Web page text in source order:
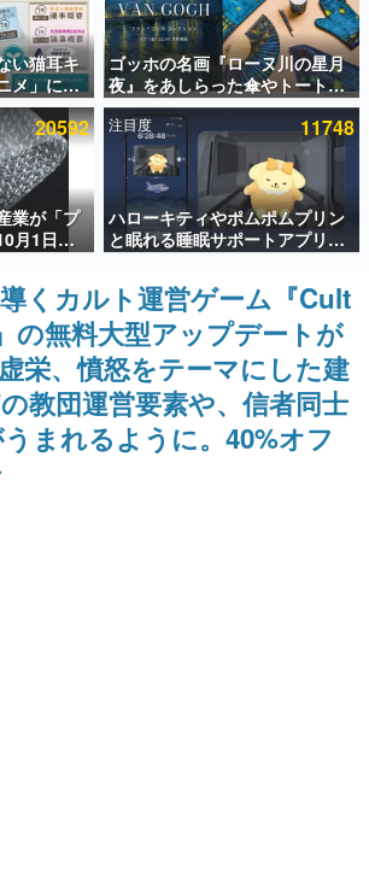
ムの企画書
ムクリエイターの方々に製作時のエピソードをお
ヒットする企画（ゲーム）とは何か？を探ってい
。
を解いてはいけない。『赫本』は、〈試験問題〉
た短編ホラー小説集です。
代に訊く
のデジタルゲーム市場を担う若きクリエイター達
い、彼らのルーツと情熱を探っていきます。
ム世代の作家たち
に多大な影響を受けた作家さんに取材し、ゲームが
ンテンツ産業やカルチャーに与えた影響を探る企
。
モバイルゲーム産業史
バイルゲーム史における主要なトピック・タイト
するほか、開発者へのインタビューや識者による
載。約20年の歴史が一望できる決定版！
い猫耳キ
メ」に視
見。違法
描写も含
わす
ゴッホの名画『ローヌ川の星月
夜』をあしらった傘やトートバ
ッグなどが登場。8月7日21時よ
り2日間限定で予約販売
20592
業が「プ
月1日よ
年で初め
鳴るお
の名前に
注目度 11748
ハローキティやポムポムプリン
と眠れる睡眠サポートアプリ
『ゆめたび』が配信中。キャラ
ごとのASMRや目覚ましアラー
ムも搭載
くカルト運営ゲーム『Cult
の無料大型アップデートが
栄、憤怒をテーマにした建
教団運営要素や、信者同士
まれるように。40%オフ